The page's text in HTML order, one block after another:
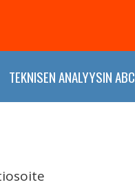
TEKNISEN ANALYYSIN ABC